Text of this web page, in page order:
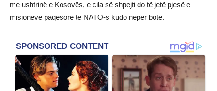
me ushtrinë e Kosovës, e cila së shpejti do të jetë pjesë e
misioneve paqësore të NATO-s kudo nëpër botë.